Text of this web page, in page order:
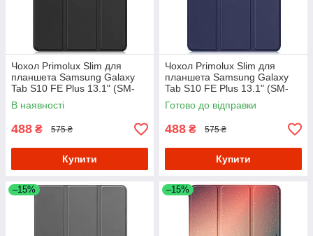
Чохол Primolux Slim для
планшета Samsung Galaxy
Tab S10 FE Plus 13.1" (SM-
X620 / SM-X626) - Black
В наявності
488 ₴ 575 ₴
Купити
Чохол Primolux Slim для
планшета Samsung Galaxy
Tab S10 FE Plus 13.1" (SM-
X620 / SM-X626) - Dark Blue
Готово до відправки
488 ₴ 575 ₴
Купити
–15% –15%